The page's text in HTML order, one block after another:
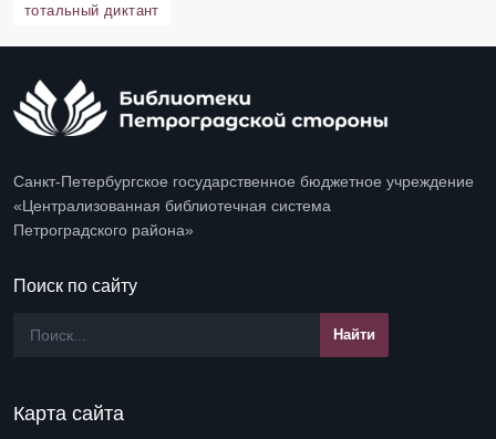
тотальный диктант
Санкт-Петербургское государственное бюджетное учреждение
«Централизованная библиотечная система
Петроградского района»
Поиск по сайту
Карта сайта